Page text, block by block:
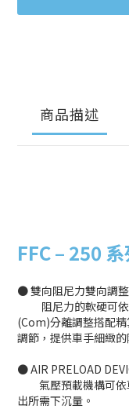
商品描述
FFC – 250 系
● 雙向阻尼力雙向調
阻尼力的軟硬可依
(Com)分離調整搭配
調節，提供車手細緻的
● AIR PRELOAD
氣壓預載機構可依
出所需下沉量。